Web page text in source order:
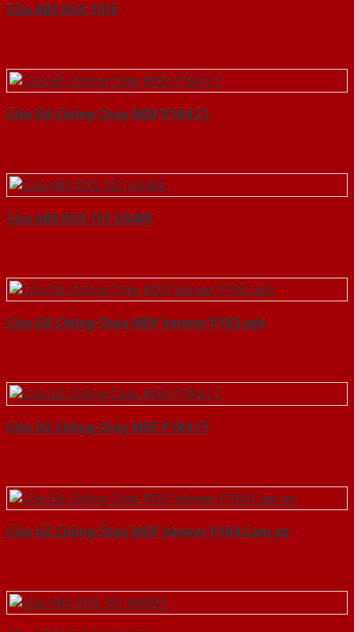
Cửa ABS KOS 101E
Cửa Gỗ Chống Cháy MDF P1R4 C1
Cửa ABS KOS 101 U6405
Cửa Gỗ Chống Cháy MDF Veneer P1R2 ash
Cửa Gỗ Chống Cháy MDF P1R4 C1
Cửa Gỗ Chống Cháy MDF Veneer P1R4 Cam xe